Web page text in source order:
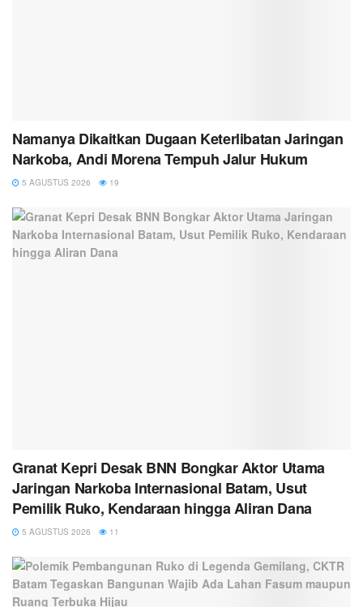
Namanya Dikaitkan Dugaan Keterlibatan Jaringan
Narkoba, Andi Morena Tempuh Jalur Hukum
5 AGUSTUS 2026 19
Granat Kepri Desak BNN Bongkar Aktor Utama
Jaringan Narkoba Internasional Batam, Usut
Pemilik Ruko, Kendaraan hingga Aliran Dana
5 AGUSTUS 2026 11